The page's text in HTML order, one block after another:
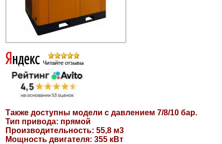
Также доступны модели с давлением 7/8/10 бар.
Тип привода: прямой
Производительность: 55,8 м3
Мощность двигателя: 355 кВт